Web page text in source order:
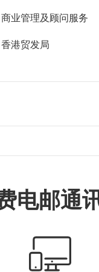
商业管理及顾问服务
香港贸发局
电邮通